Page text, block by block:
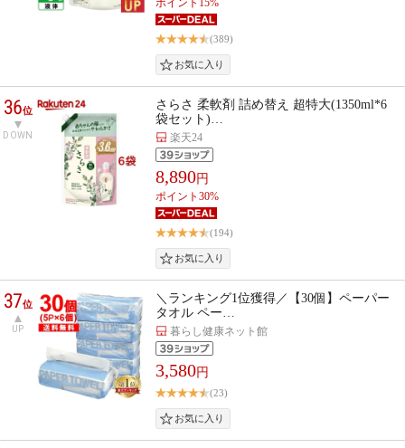
(389)
36位
DOWN
さらさ 柔軟剤 詰め替え 超特大(1350ml*6
袋セット)…
楽天24
8,890円
ポイント30%
(194)
37位
UP
＼ランキング1位獲得／【30個】ペーパー
タオル ペー…
暮らし健康ネット館
3,580円
(23)